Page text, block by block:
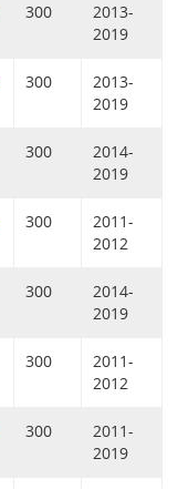
300
2013-
2019
300
2013-
2019
300
2014-
2019
300
2011-
2012
300
2014-
2019
300
2011-
2012
300
2011-
2019